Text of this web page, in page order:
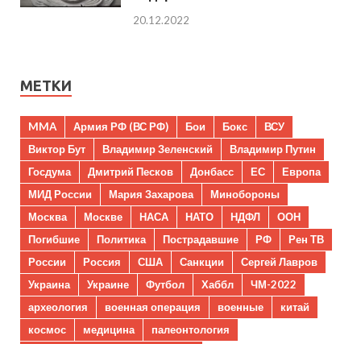
20.12.2022
МЕТКИ
MMA Армия РФ (ВС РФ) Бои Бокс
ВСУ
Виктор Бут
Владимир Зеленский
Владимир Путин
Госдума
Дмитрий Песков Донбасс ЕС
Европа
МИД России
Мария Захарова
Минобороны
Москва
Москве НАСА НАТО НДФЛ
ООН
Погибшие
Политика Пострадавшие РФ
Рен ТВ
России
Россия США Санкции
Сергей Лавров
Украина
Украине Футбол Хаббл
ЧМ-2022
археология
военная операция военные
китай
космос
медицина
палеонтология